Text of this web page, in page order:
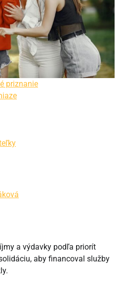
priznanie
a výdavky podľa priorít
aby financoval služby